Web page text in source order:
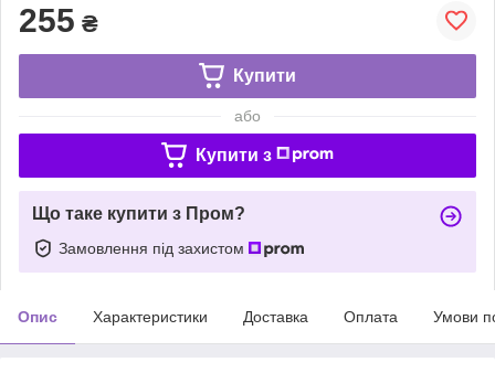
255 ₴
Купити
або
Купити з
Що таке купити з Пром?
Замовлення під захистом
Опис Характеристики Доставка Оплата Умови